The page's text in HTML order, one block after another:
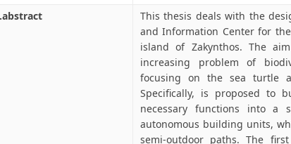
This thesis deals with the
and Information Center for
island of Zakynthos. The
increasing problem of
focusing on the sea turtle
Specifically, is proposed to
necessary functions into
autonomous building units,
semi-outdoor paths. The